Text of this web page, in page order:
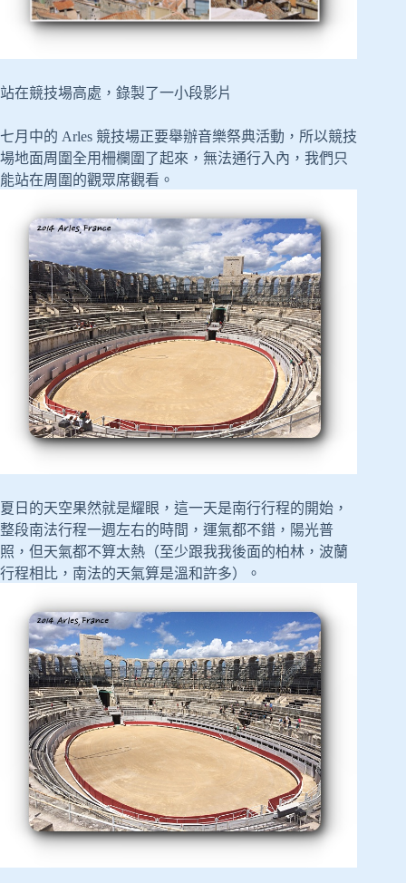
站在競技場高處，錄製了一小段影片
七月中的 Arles 競技場正要舉辦音樂祭典活動，所以競技
場地面周圍全用柵欄圍了起來，無法通行入內，我們只
能站在周圍的觀眾席觀看。
夏日的天空果然就是耀眼，這一天是南行行程的開始，
整段南法行程一週左右的時間，運氣都不錯，陽光普
照，但天氣都不算太熱（至少跟我我後面的柏林，波蘭
行程相比，南法的天氣算是溫和許多）。